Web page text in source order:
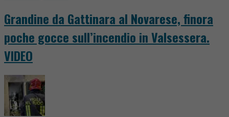
Grandine da Gattinara al Novarese, finora
poche gocce sull’incendio in Valsessera.
VIDEO